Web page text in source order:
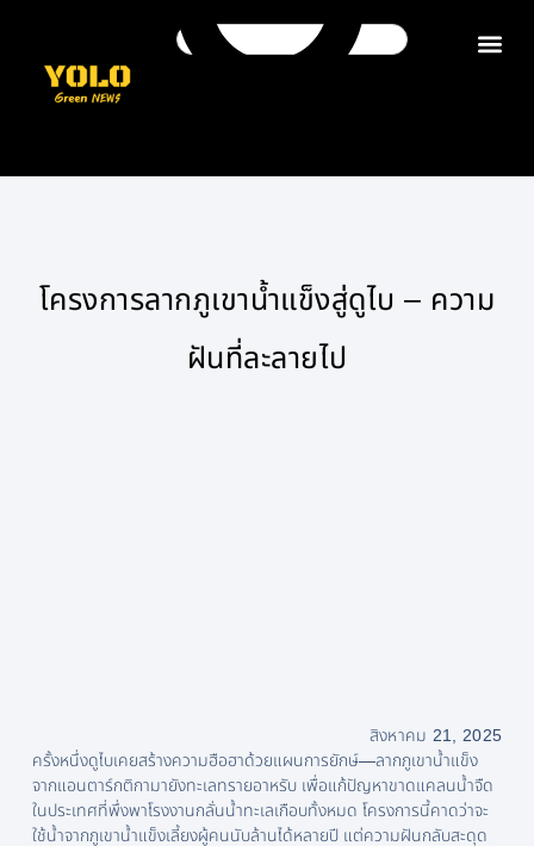
โครงการลากภูเขาน้ำแข็งสู่ดูไบ – ความ
ฝันที่ละลายไป
สิงหาคม 21, 2025
ครั้งหนึ่งดูไบเคยสร้างความฮือฮาด้วยแผนการยักษ์—ลากภูเขาน้ำแข็ง
จากแอนตาร์กติกามายังทะเลทรายอาหรับ เพื่อแก้ปัญหาขาดแคลนน้ำจืด
ในประเทศที่พึ่งพาโรงงานกลั่นน้ำทะเลเกือบทั้งหมด โครงการนี้คาดว่าจะ
ใช้น้ำจากภูเขาน้ำแข็งเลี้ยงผู้คนนับล้านได้หลายปี แต่ความฝันกลับสะดุด